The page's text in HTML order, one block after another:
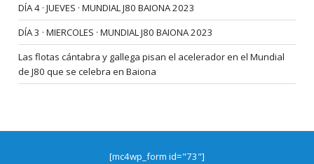
DÍA 4 · JUEVES · MUNDIAL J80 BAIONA 2023
DÍA 3 · MIERCOLES · MUNDIAL J80 BAIONA 2023
Las flotas cántabra y gallega pisan el acelerador en el Mundial
de J80 que se celebra en Baiona
[mc4wp_form id="73"]